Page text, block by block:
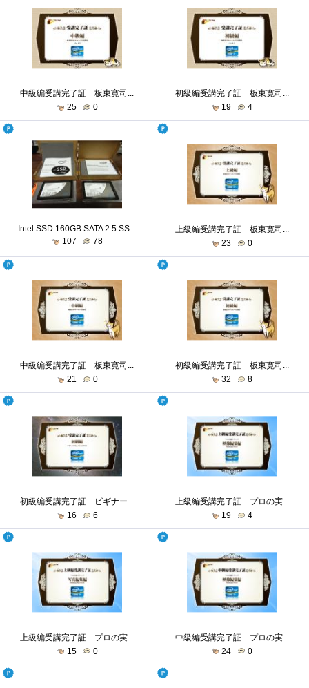
中級編受講完了証 板東寛司...
25
0
初級編受講完了証 板東寛司...
19
4
Intel SSD 160GB SATA 2.5 SS...
107
78
上級編受講完了証 板東寛司...
23
0
中級編受講完了証 板東寛司...
21
0
初級編受講完了証 板東寛司...
32
8
初級編受講完了証 ビギナー...
16
6
上級編受講完了証 プロの実...
19
4
上級編受講完了証 プロの実...
15
0
中級編受講完了証 プロの実...
24
0